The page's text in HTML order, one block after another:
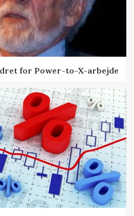
for Power-to-X-arbejde